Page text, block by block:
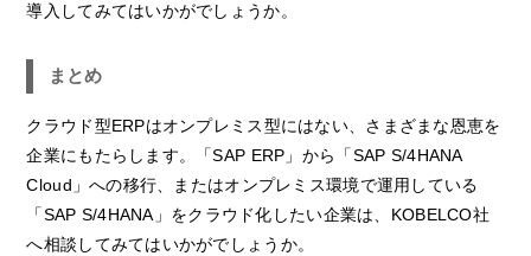
導入してみてはいかがでしょうか。
まとめ
クラウド型ERPはオンプレミス型にはない、さまざまな恩恵を
企業にもたらします。「SAP ERP」から「SAP S/4HANA
Cloud」への移行、またはオンプレミス環境で運用している
「SAP S/4HANA」をクラウド化したい企業は、KOBELCO社
へ相談してみてはいかがでしょうか。